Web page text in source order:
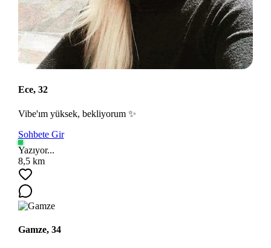
Ece, 32
Vibe'ım yüksek, bekliyorum ✨
Sohbete Gir
Yazıyor...
8,5 km
Gamze, 34